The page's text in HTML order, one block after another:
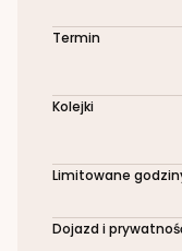
Termin
Kolejki
Limitowane
Dojazd i